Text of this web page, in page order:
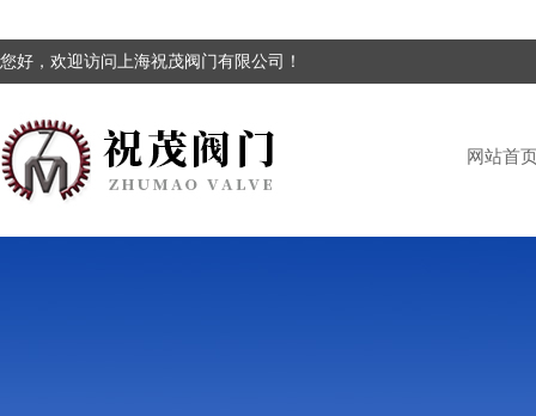
您好，欢迎访问上海祝茂阀门有限公司！
网站首